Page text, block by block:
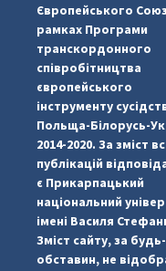
Європейського
рамках Програми
транскордонного
співробітництва
європейського
інструменту
Польща-Білорусь-
2014-2020. За зміст
публікацій
є Прикарпацький
національний
імені Василя
Зміст сайту, за
обставин, не